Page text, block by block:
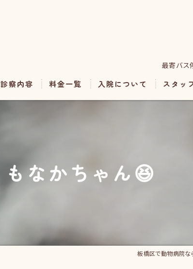
最寄バス
診察内容 料金一覧 入院について スタッ
もなかちゃん😆
板橋区で動物病院な